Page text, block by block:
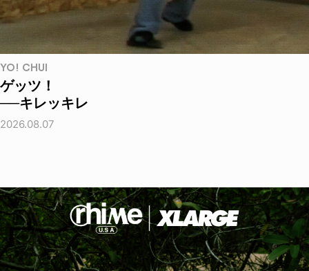
YO! CHUI
ゲッツ！
──キレッキレ
2026.08.07